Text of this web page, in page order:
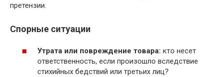
претензии.
Спорные ситуации
Утрата или повреждение товара: кто несет
ответственность, если произошло вследствие
стихийных бедствий или третьих лиц?